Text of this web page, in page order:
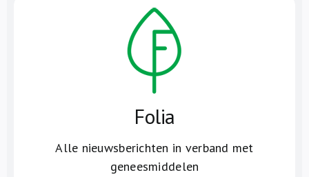
Folia
Alle nieuwsberichten in verband met
geneesmiddelen